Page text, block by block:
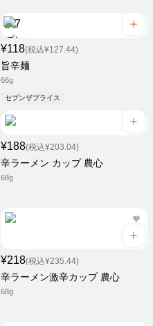
¥118(税込¥127.44)
旨辛麺
66g
セブンザプライス
¥188(税込¥203.04)
辛ラーメン カップ 農心
68g
¥218(税込¥235.44)
辛ラーメン激辛カップ 農心
68g